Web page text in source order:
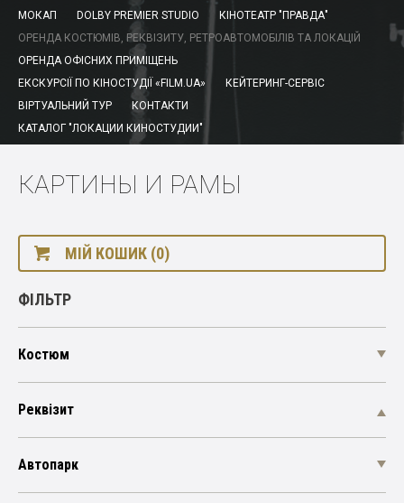
МОКАП
DOLBY PREMIER STUDIO
КІНОТЕАТР "ПРАВДА"
ОРЕНДА КОСТЮМІВ, РЕКВІЗИТУ, РЕТРОАВТОМОБІЛІВ ТА ЛОКАЦІЙ
ОРЕНДА ОФІСНИХ ПРИМІЩЕНЬ
ЕКСКУРСІЇ ПО КІНОСТУДІЇ «FILM.UA»
КЕЙТЕРИНГ-СЕРВІС
ВІРТУАЛЬНИЙ ТУР
КОНТАКТИ
КАТАЛОГ "ЛОКАЦИИ КИНОСТУДИИ"
КАРТИНЫ И РАМЫ
МІЙ КОШИК (0)
ФІЛЬТР
Костюм
Реквізит
Автопарк